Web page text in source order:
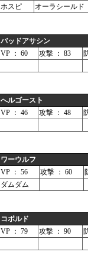
ホスピ
オーラシールド
バッドアサシン
VP ： 60
攻撃 ： 83
へルゴースト
VP ： 46
攻撃 ： 48
ワーウルフ
VP ： 56
攻撃 ： 60
ダムダム
コボルド
VP ： 79
攻撃 ： 90